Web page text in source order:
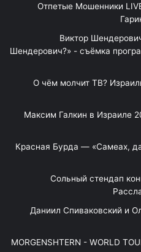
Отпетые Мошенники
Виктор
Шендерович?» - съёмка
«О чём молчит ТВ?
Максим Галкин в Израиле
Красная Бурда — «Самеах,
"Сольный стендап
"Даниил Спиваковский и
MORGENSHTERN - WORLD